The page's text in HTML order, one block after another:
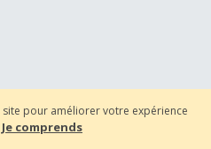
pour améliorer votre expérience
Je comprends